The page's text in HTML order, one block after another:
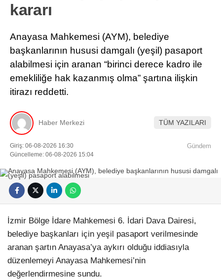
kararı
Anayasa Mahkemesi (AYM), belediye
başkanlarının hususi damgalı (yeşil) pasaport
alabilmesi için aranan “birinci derece kadro ile
emekliliğe hak kazanmış olma” şartına ilişkin
itirazı reddetti.
Haber Merkezi TÜM YAZILARI
Giriş: 06-08-2026 16:30
Güncelleme: 06-08-2026 15:04
Gündem
İzmir Bölge İdare Mahkemesi 6. İdari Dava Dairesi,
belediye başkanları için yeşil pasaport verilmesinde
aranan şartın Anayasa’ya aykırı olduğu iddiasıyla
düzenlemeyi Anayasa Mahkemesi’nin
değerlendirmesine sundu.